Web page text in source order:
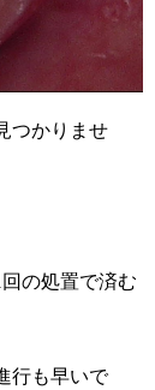
つかりませ
の処置で済む
行も早いで